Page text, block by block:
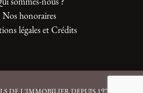
sommes-nous ?
Nos honoraires
légales et Crédits